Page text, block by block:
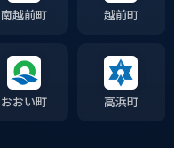
南越前町 越前町
おおい町 高浜町